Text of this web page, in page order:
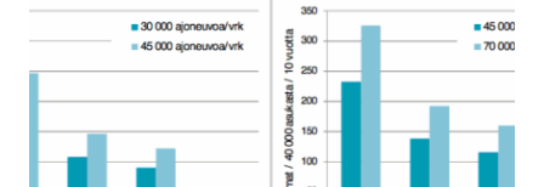
SELVITÄ
EHDOKKAASI